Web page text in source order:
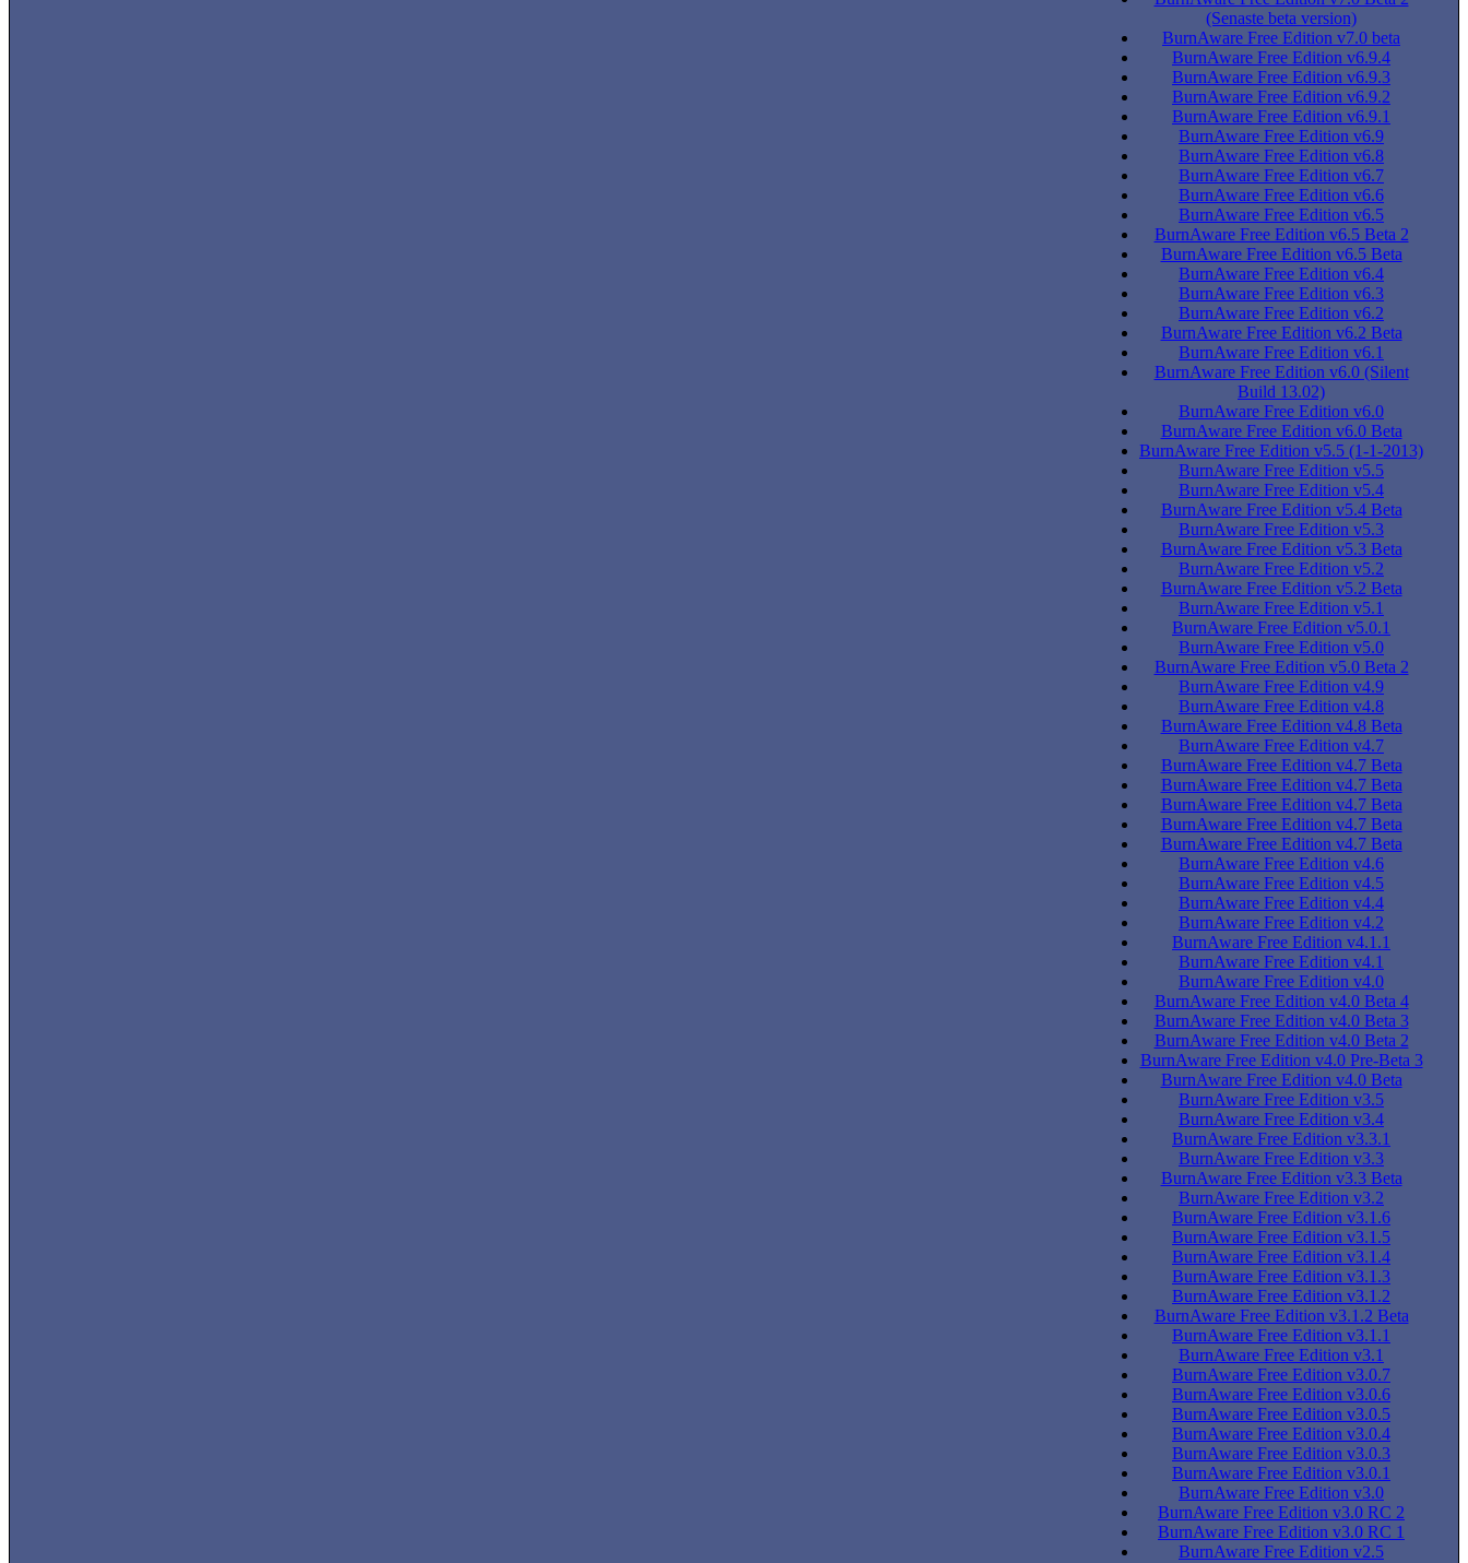
(Senaste beta version)
BurnAware Free Edition v7.0 beta
BurnAware Free Edition v6.9.4
BurnAware Free Edition v6.9.3
BurnAware Free Edition v6.9.2
BurnAware Free Edition v6.9.1
BurnAware Free Edition v6.9
BurnAware Free Edition v6.8
BurnAware Free Edition v6.7
BurnAware Free Edition v6.6
BurnAware Free Edition v6.5
BurnAware Free Edition v6.5 Beta 2
BurnAware Free Edition v6.5 Beta
BurnAware Free Edition v6.4
BurnAware Free Edition v6.3
BurnAware Free Edition v6.2
BurnAware Free Edition v6.2 Beta
BurnAware Free Edition v6.1
BurnAware Free Edition v6.0 (Silent
Build 13.02)
BurnAware Free Edition v6.0
BurnAware Free Edition v6.0 Beta
BurnAware Free Edition v5.5 (1-1-2013)
BurnAware Free Edition v5.5
BurnAware Free Edition v5.4
BurnAware Free Edition v5.4 Beta
BurnAware Free Edition v5.3
BurnAware Free Edition v5.3 Beta
BurnAware Free Edition v5.2
BurnAware Free Edition v5.2 Beta
BurnAware Free Edition v5.1
BurnAware Free Edition v5.0.1
BurnAware Free Edition v5.0
BurnAware Free Edition v5.0 Beta 2
BurnAware Free Edition v4.9
BurnAware Free Edition v4.8
BurnAware Free Edition v4.8 Beta
BurnAware Free Edition v4.7
BurnAware Free Edition v4.7 Beta
BurnAware Free Edition v4.7 Beta
BurnAware Free Edition v4.7 Beta
BurnAware Free Edition v4.7 Beta
BurnAware Free Edition v4.7 Beta
BurnAware Free Edition v4.6
BurnAware Free Edition v4.5
BurnAware Free Edition v4.4
BurnAware Free Edition v4.2
BurnAware Free Edition v4.1.1
BurnAware Free Edition v4.1
BurnAware Free Edition v4.0
BurnAware Free Edition v4.0 Beta 4
BurnAware Free Edition v4.0 Beta 3
BurnAware Free Edition v4.0 Beta 2
BurnAware Free Edition v4.0 Pre-Beta 3
BurnAware Free Edition v4.0 Beta
BurnAware Free Edition v3.5
BurnAware Free Edition v3.4
BurnAware Free Edition v3.3.1
BurnAware Free Edition v3.3
BurnAware Free Edition v3.3 Beta
BurnAware Free Edition v3.2
BurnAware Free Edition v3.1.6
BurnAware Free Edition v3.1.5
BurnAware Free Edition v3.1.4
BurnAware Free Edition v3.1.3
BurnAware Free Edition v3.1.2
BurnAware Free Edition v3.1.2 Beta
BurnAware Free Edition v3.1.1
BurnAware Free Edition v3.1
BurnAware Free Edition v3.0.7
BurnAware Free Edition v3.0.6
BurnAware Free Edition v3.0.5
BurnAware Free Edition v3.0.4
BurnAware Free Edition v3.0.3
BurnAware Free Edition v3.0.1
BurnAware Free Edition v3.0
BurnAware Free Edition v3.0 RC 2
BurnAware Free Edition v3.0 RC 1
BurnAware Free Edition v2.5